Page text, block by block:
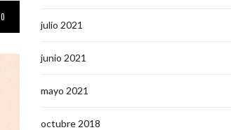
0
julio 2021
junio 2021
mayo 2021
octubre 2018